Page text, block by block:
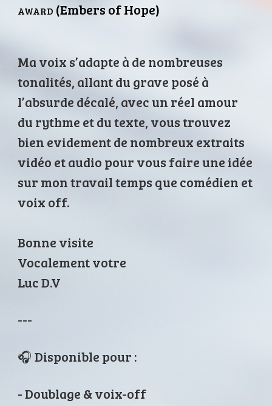
AWARD (Embers of Hope)
Ma voix s’adapte à de nombreuses
tonalités, allant du grave posé à
l’absurde décalé, avec un réel amour
du rythme et du texte, vous trouvez
bien evidement de nombreux extraits
vidéo et audio pour vous faire une idée
sur mon travail temps que comédien et
voix off.
Bonne visite
Vocalement votre
Luc D.V
---
🎧 Disponible pour :
- Doublage & voix-off